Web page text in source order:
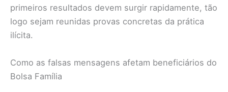
primeiros resultados devem surgir rapidamente, tão
logo sejam reunidas provas concretas da prática
ilícita.
Como as falsas mensagens afetam beneficiários do
Bolsa Família